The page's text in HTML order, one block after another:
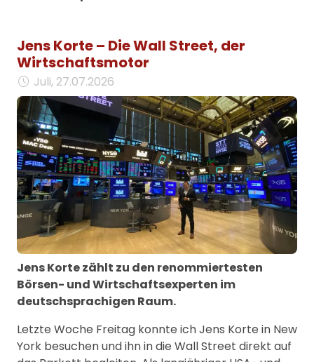
Jens Korte – Die Wall Street, der
Wirtschaftsmotor
Juli, 27.07.2026
Jens Korte zählt zu den renommiertesten
Börsen- und Wirtschaftsexperten im
deutschsprachigen Raum.
Letzte Woche Freitag konnte ich Jens Korte in New
York besuchen und ihn in die Wall Street direkt auf